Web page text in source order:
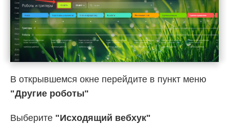
В открывшемся окне перейдите в пункт меню
"Другие роботы"
Выберите "Исходящий вебхук"